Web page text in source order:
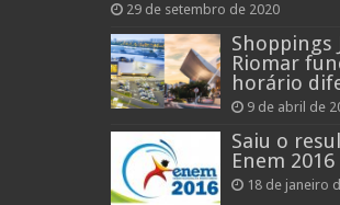
29 de setembro de 2020
Shoppings
Riomar
horário
9 de abril de
Saiu o
Enem 2016
18 de janeiro